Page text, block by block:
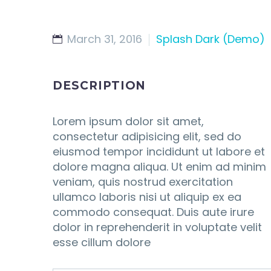
March 31, 2016 Splash Dark (Demo)
DESCRIPTION
Lorem ipsum dolor sit amet,
consectetur adipisicing elit, sed do
eiusmod tempor incididunt ut labore et
dolore magna aliqua. Ut enim ad minim
veniam, quis nostrud exercitation
ullamco laboris nisi ut aliquip ex ea
commodo consequat. Duis aute irure
dolor in reprehenderit in voluptate velit
esse cillum dolore